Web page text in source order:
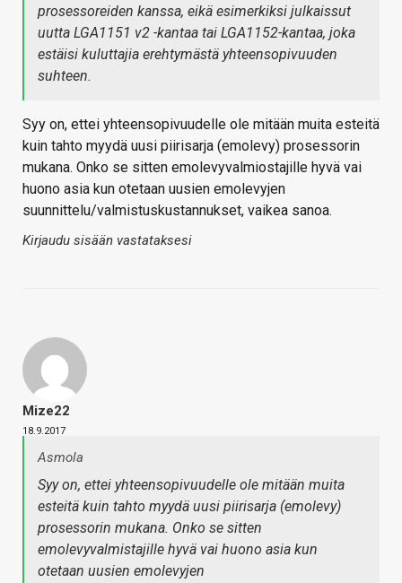
prosessoreiden kanssa, eikä esimerkiksi julkaissut
uutta LGA1151 v2 -kantaa tai LGA1152-kantaa, joka
estäisi kuluttajia erehtymästä yhteensopivuuden
suhteen.
Syy on, ettei yhteensopivuudelle ole mitään muita esteitä
kuin tahto myydä uusi piirisarja (emolevy) prosessorin
mukana. Onko se sitten emolevyvalmiostajille hyvä vai
huono asia kun otetaan uusien emolevyjen
suunnittelu/valmistuskustannukset, vaikea sanoa.
Kirjaudu sisään vastataksesi
Mize22
18.9.2017
Asmola
Syy on, ettei yhteensopivuudelle ole mitään muita
esteitä kuin tahto myydä uusi piirisarja (emolevy)
prosessorin mukana. Onko se sitten
emolevyvalmistajille hyvä vai huono asia kun
otetaan uusien emolevyjen